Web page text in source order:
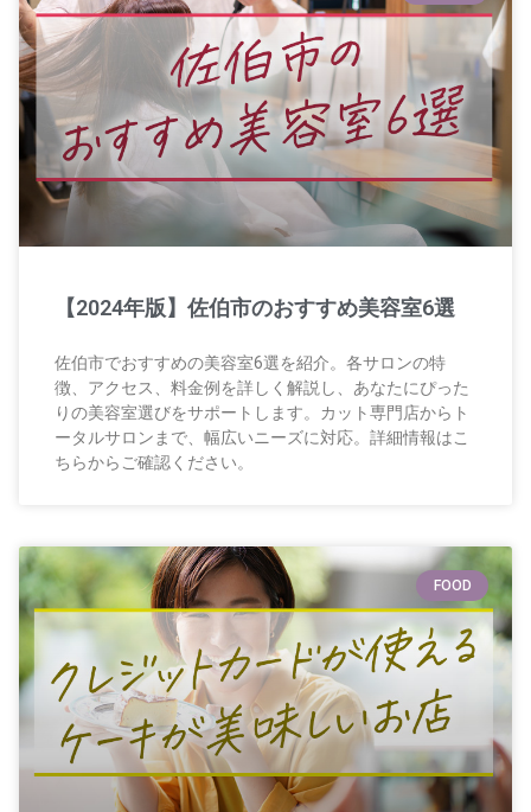
【2024年版】佐伯市のおすすめ美容室6選
佐伯市でおすすめの美容室6選を紹介。各サロンの特
徴、アクセス、料金例を詳しく解説し、あなたにぴった
りの美容室選びをサポートします。カット専門店からト
ータルサロンまで、幅広いニーズに対応。詳細情報はこ
ちらからご確認ください。
FOOD